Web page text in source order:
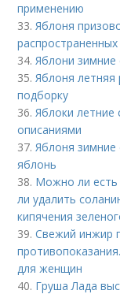
применению
33.Яблоня
34.Яблони зимние
35.Яблоня летняя
подборку
36.Яблоки летние
описаниями
37.Яблоня зимние
яблонь
38. Можно ли
ли удалить
кипячения
39.Свежий инжир
для женщин
40. Груша Лада